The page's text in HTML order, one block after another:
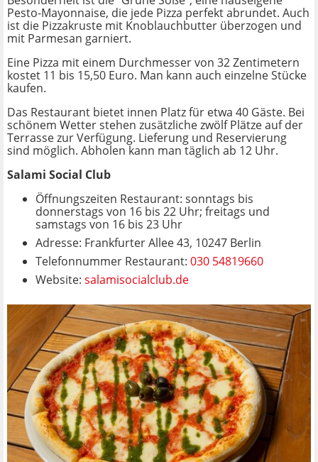
Pesto-Mayonnaise, die jede Pizza perfekt abrundet. Auch
ist die Pizzakruste mit Knoblauchbutter überzogen und
mit Parmesan garniert.
Eine Pizza mit einem Durchmesser von 32 Zentimetern
kostet 11 bis 15,50 Euro. Man kann auch einzelne Stücke
kaufen.
Das Restaurant bietet innen Platz für etwa 40 Gäste. Bei
schönem Wetter stehen zusätzliche zwölf Plätze auf der
Terrasse zur Verfügung. Lieferung und Reservierung
sind möglich. Abholen kann man täglich ab 12 Uhr.
Salami Social Club
Öffnungszeiten Restaurant: sonntags bis
donnerstags von 16 bis 22 Uhr; freitags und
samstags von 16 bis 23 Uhr
Adresse: Frankfurter Allee 43, 10247 Berlin
Telefonnummer Restaurant: 030 54819660
Website: salamisocialclub.de